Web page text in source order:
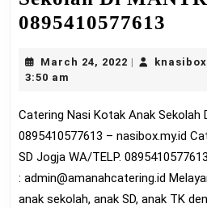
0895410577613
Di
March 24, 2022 Marchknasibox
3:50 am
Catering Nasi Kotak Anak Sekolah Di MANTRIJERON
0895410577613 – nasibox.my.id
SD Jogja WA/TELP.
: admin@amanahcatering.id
anak sekolah, anak SD, anak TK